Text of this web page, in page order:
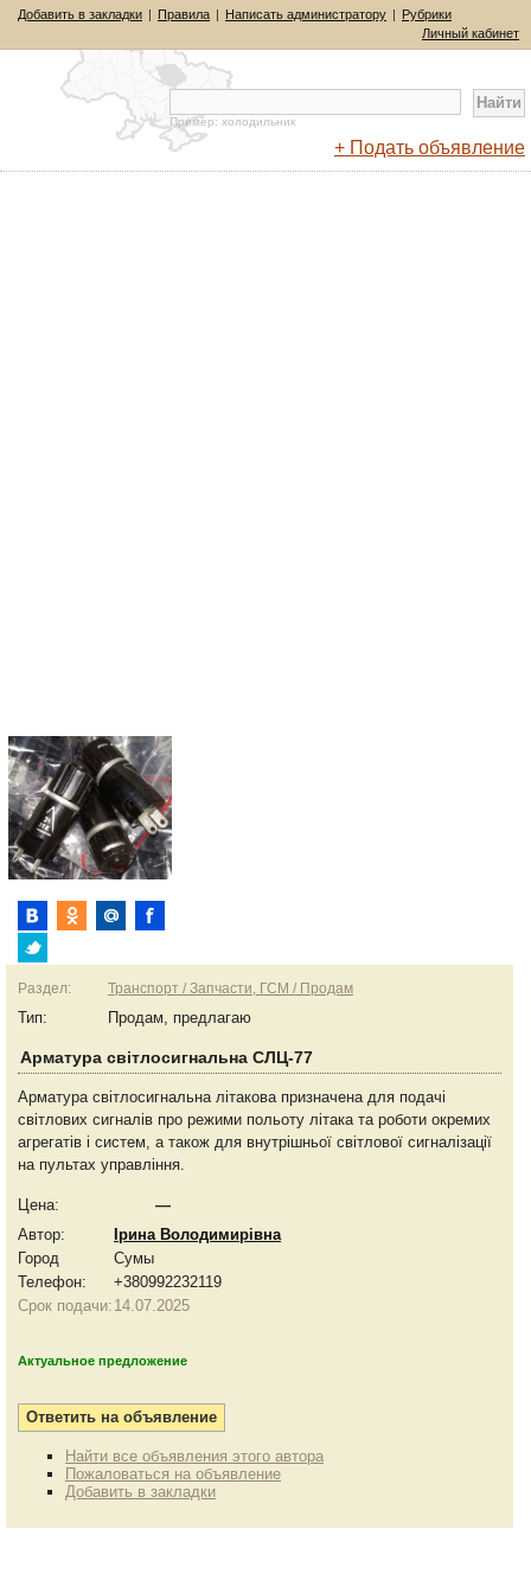
Добавить в закладки | Правила | Написать администратору | Рубрики
Личный кабинет
Пример: холодильник
+ Подать объявление
Раздел: Транспорт / Запчасти, ГСМ / Продам
Тип: Продам, предлагаю
Арматура світлосигнальна СЛЦ-77
Арматура світлосигнальна літакова призначена для подачі
світлових сигналів про режими польоту літака та роботи окремих
агрегатів і систем, а також для внутрішньої світлової сигналізації
на пультах управління.
Цена:
—
Автор:
Ірина Володимирівна
Город
Сумы
Телефон:
+380992232119
Срок подачи: 14.07.2025
Актуальное предложение
Найти все объявления этого автора
Пожаловаться на объявление
Добавить в закладки